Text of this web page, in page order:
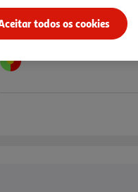
todos os cookies